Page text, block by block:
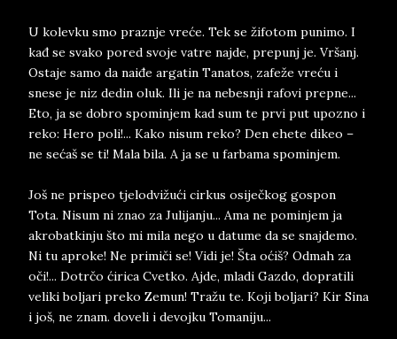
U kolevku smo praznje vreće. Tek se žifotom punimo. I
kađ se svako pored svoje vatre najde, prepunj je. Vršanj.
Ostaje samo da naiđe argatin Tanatos, zafeže vreću i
snese je niz dedin oluk. Ili je na nebesnji rafovi prepne...
Eto, ja se dobro spominjem kad sum te prvi put upozno i
reko: Hero poli!... Kako nisum reko? Den ehete dikeo –
ne sećaš se ti! Mala bila. A ja se u farbama spominjem.
Još ne prispeo tjelodvižući cirkus osiječkog gospon
Tota. Nisum ni znao za Julijanju... Ama ne pominjem ja
akrobatkinju što mi mila nego u datume da se snajdemo.
Ni tu aproke! Ne primiči se! Vidi je! Šta oćiš? Odmah za
oči!... Dotrčo ćirica Cvetko. Ajde, mladi Gazdo, dopratili
veliki boljari preko Zemun! Tražu te. Koji boljari? Kir Sina
i još, ne znam. doveli i devojku Tomaniju...